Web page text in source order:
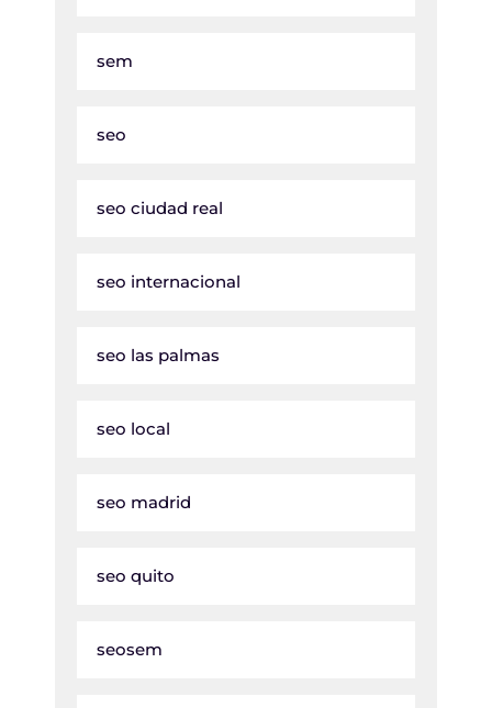
sem
seo
seo ciudad real
seo internacional
seo las palmas
seo local
seo madrid
seo quito
seosem